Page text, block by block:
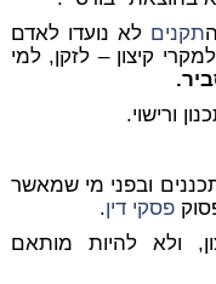
תקנים לא נועדו לאדם
קיצון – לזקן, למי
ורישוי.
ובפני מי שמאשר
פסקי דין.
ולא להיות מותאם